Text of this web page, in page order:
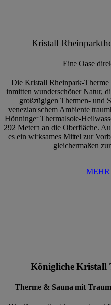
Kristall
Eine Oase
Die Kristall Rheinpark-Therme
inmitten wunderschöner Natur,
großzügigen Thermen- und
venezianischem Ambiente
Hönninger Thermalsole-
292 Metern an die Oberfläche.
es ein wirksames Mittel zur
gleichermaßen
MEHR
Königliche Kristall
Therme & Sauna mit